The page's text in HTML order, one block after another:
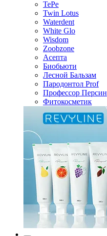
TePe
Twin Lotus
Waterdent
White Glo
Wisdom
Zoobzone
Асепта
Биобьюти
Лесной Бальзам
Пародонтол Prof
Профессор Персин
Фитокосметик